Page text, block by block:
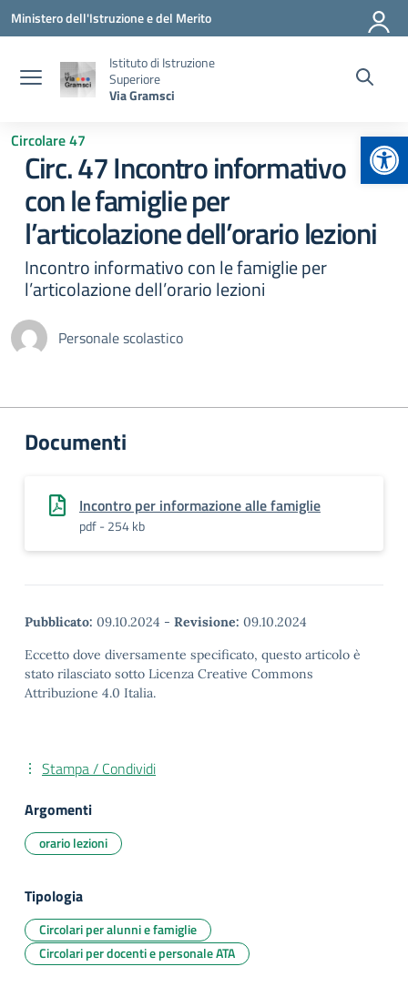
Vai ai contenuti
Vai al menu di navigazione
Vai al footer
Ministero dell'Istruzione e del Merito
Istituto di Istruzione
Superiore
Via Gramsci
Circolare 47
Circ. 47 Incontro informativo
con le famiglie per
l’articolazione dell’orario lezioni
Incontro informativo con le famiglie per
l’articolazione dell’orario lezioni
Personale scolastico
Documenti
Incontro per informazione alle famiglie
pdf - 254 kb
Pubblicato: 09.10.2024 - Revisione: 09.10.2024
Eccetto dove diversamente specificato, questo articolo è
stato rilasciato sotto Licenza Creative Commons
Attribuzione 4.0 Italia.
Stampa / Condividi
Argomenti
orario lezioni
Tipologia
Circolari per alunni e famiglie
Circolari per docenti e personale ATA